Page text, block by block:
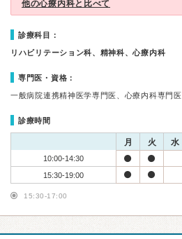
他の心療内科と比べて
診療科目：
リハビリテーション科、精神科、心療内科
専門医・資格：
一般病院連携精神医学専門医、心療内科専門医
診療時間
月 火 水
10:00-14:30
15:30-19:00
15:30-17:00